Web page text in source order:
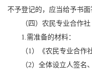
不予登记的，应当给予书面
（四）农民专业合作社
1.需准备的材料：
（1）《农民专业合作
（2）全体设立人签名